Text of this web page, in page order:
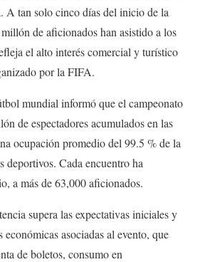
A tan solo cinco días del inicio de la
de aficionados han asistido a los
el alto interés comercial y turístico
por la FIFA.
mundial informó que el campeonato
de espectadores acumulados en las
ocupación promedio del 99.5 % de la
deportivos. Cada encuentro ha
a más de 63,000 aficionados.
supera las expectativas iniciales y
económicas asociadas al evento, que
de boletos, consumo en